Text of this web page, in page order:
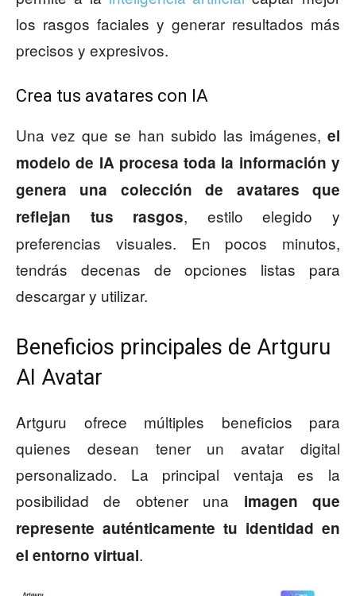
los rasgos faciales y generar resultados más
precisos y expresivos.
Crea tus avatares con IA
Una vez que se han subido las imágenes, el
modelo de IA procesa toda la información y
genera una colección de avatares que
reflejan tus rasgos, estilo elegido y
preferencias visuales. En pocos minutos,
tendrás decenas de opciones listas para
descargar y utilizar.
Beneficios principales de Artguru
AI Avatar
Artguru ofrece múltiples beneficios para
quienes desean tener un avatar digital
personalizado. La principal ventaja es la
posibilidad de obtener una imagen que
represente auténticamente tu identidad en
el entorno virtual.